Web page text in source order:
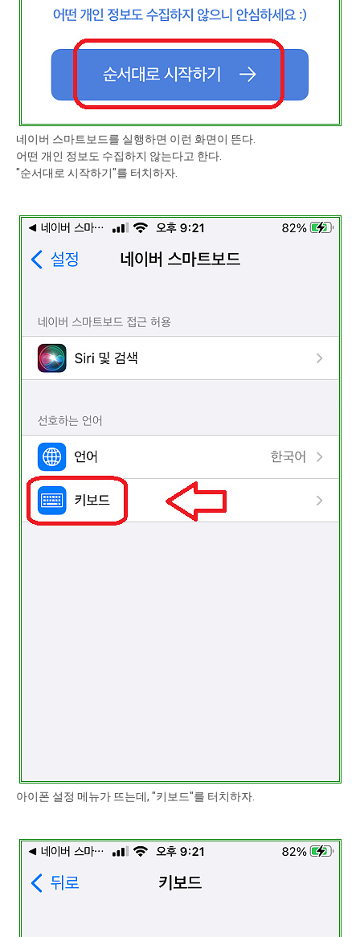
네이버 스마트보드를 실행하면 이런 화면이 뜬다.
어떤 개인 정보도 수집하지 않는다고 한다.
"순서대로 시작하기"를 터치하자.
아이폰 설정 메뉴가 뜨는데, "키보드"를 터치하자.